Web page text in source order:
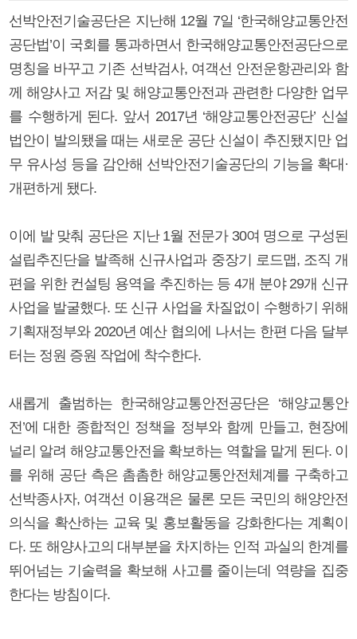
선박안전기술공단은 지난해 12월 7일 ‘한국해양교통안전
공단법’이 국회를 통과하면서 한국해양교통안전공단으로
명칭을 바꾸고 기존 선박검사, 여객선 안전운항관리와 함
께 해양사고 저감 및 해양교통안전과 관련한 다양한 업무
를 수행하게 된다. 앞서 2017년 ‘해양교통안전공단’ 신설
법안이 발의됐을 때는 새로운 공단 신설이 추진됐지만 업
무 유사성 등을 감안해 선박안전기술공단의 기능을 확대·
개편하게 됐다.
이에 발 맞춰 공단은 지난 1월 전문가 30여 명으로 구성된
설립추진단을 발족해 신규사업과 중장기 로드맵, 조직 개
편을 위한 컨설팅 용역을 추진하는 등 4개 분야 29개 신규
사업을 발굴했다. 또 신규 사업을 차질없이 수행하기 위해
기획재정부와 2020년 예산 협의에 나서는 한편 다음 달부
터는 정원 증원 작업에 착수한다.
새롭게 출범하는 한국해양교통안전공단은 ‘해양교통안
전’에 대한 종합적인 정책을 정부와 함께 만들고, 현장에
널리 알려 해양교통안전을 확보하는 역할을 맡게 된다. 이
를 위해 공단 측은 촘촘한 해양교통안전체계를 구축하고
선박종사자, 여객선 이용객은 물론 모든 국민의 해양안전
의식을 확산하는 교육 및 홍보활동을 강화한다는 계획이
다. 또 해양사고의 대부분을 차지하는 인적 과실의 한계를
뛰어넘는 기술력을 확보해 사고를 줄이는데 역량을 집중
한다는 방침이다.